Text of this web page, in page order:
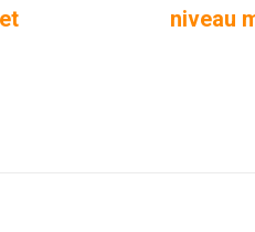
niveau